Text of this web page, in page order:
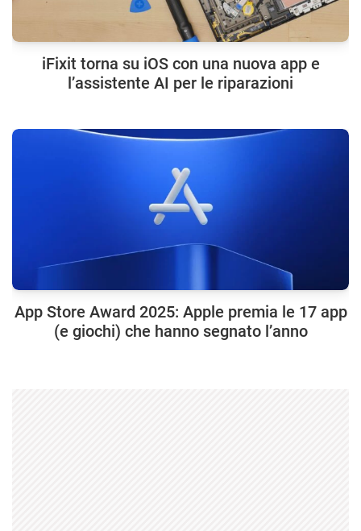
iFixit torna su iOS con una nuova app e
l’assistente AI per le riparazioni
App Store Award 2025: Apple premia le 17 app
(e giochi) che hanno segnato l’anno